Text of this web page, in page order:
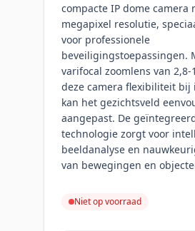
compacte IP dome camera
megapixel resolutie,
voor professionele
beveiligingstoepassingen.
varifocal zoomlens van
deze camera flexibiliteit bij
kan het gezichtsveld
aangepast. De
technologie zorgt voor
beeldanalyse en
van bewegingen en
Niet op voorraad